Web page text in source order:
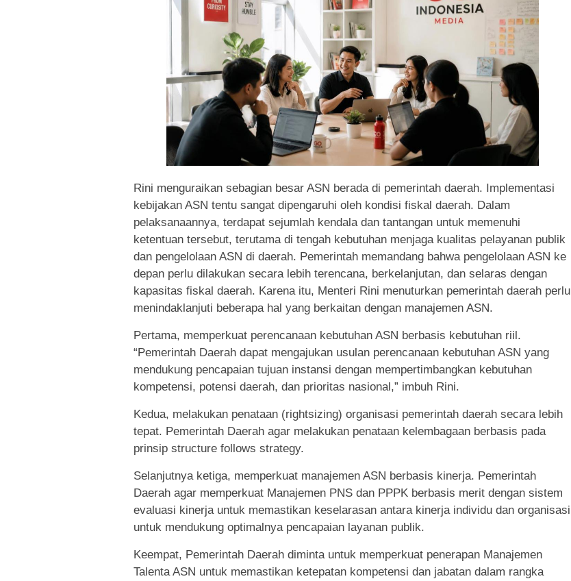
Rini menguraikan sebagian besar ASN berada di pemerintah daerah. Implementasi
kebijakan ASN tentu sangat dipengaruhi oleh kondisi fiskal daerah. Dalam
pelaksanaannya, terdapat sejumlah kendala dan tantangan untuk memenuhi
ketentuan tersebut, terutama di tengah kebutuhan menjaga kualitas pelayanan publik
dan pengelolaan ASN di daerah. Pemerintah memandang bahwa pengelolaan ASN ke
depan perlu dilakukan secara lebih terencana, berkelanjutan, dan selaras dengan
kapasitas fiskal daerah. Karena itu, Menteri Rini menuturkan pemerintah daerah perlu
menindaklanjuti beberapa hal yang berkaitan dengan manajemen ASN.
Pertama, memperkuat perencanaan kebutuhan ASN berbasis kebutuhan riil.
“Pemerintah Daerah dapat mengajukan usulan perencanaan kebutuhan ASN yang
mendukung pencapaian tujuan instansi dengan mempertimbangkan kebutuhan
kompetensi, potensi daerah, dan prioritas nasional,” imbuh Rini.
Kedua, melakukan penataan (rightsizing) organisasi pemerintah daerah secara lebih
tepat. Pemerintah Daerah agar melakukan penataan kelembagaan berbasis pada
prinsip structure follows strategy.
Selanjutnya ketiga, memperkuat manajemen ASN berbasis kinerja. Pemerintah
Daerah agar memperkuat Manajemen PNS dan PPPK berbasis merit dengan sistem
evaluasi kinerja untuk memastikan keselarasan antara kinerja individu dan organisasi
untuk mendukung optimalnya pencapaian layanan publik.
Keempat, Pemerintah Daerah diminta untuk memperkuat penerapan Manajemen
Talenta ASN untuk memastikan ketepatan kompetensi dan jabatan dalam rangka